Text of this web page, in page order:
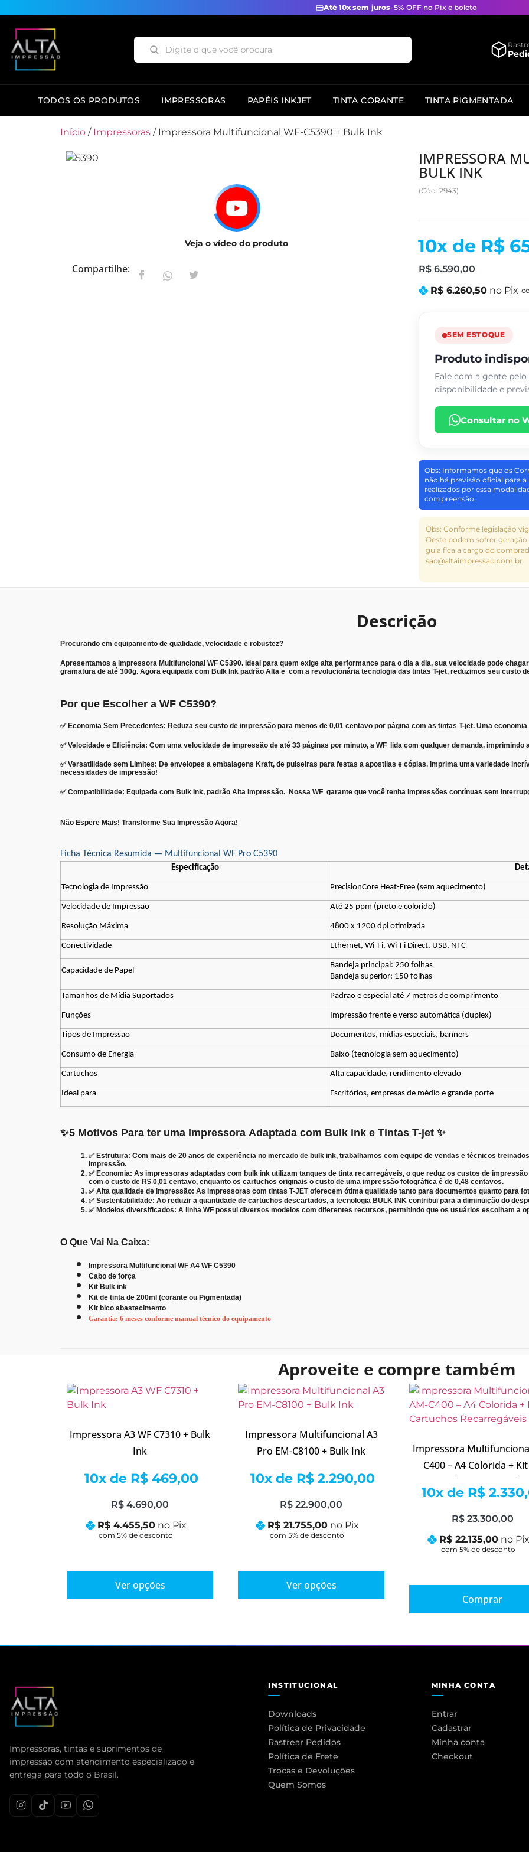
Até 10x sem juros· 5% OFF no Pix e boleto
TODOS OS PRODUTOS IMPRESSORAS PAPÉIS INKJET TINTA CORANTE TINTA PIGMENTADA
Início / Impressoras / Impressora Multifuncional WF-C5390 + Bulk Ink
Veja o vídeo do produto
Compartilhe:
IMPRESSORA
BULK INK
(Cód: 2943)
R$ 6.590,00
10x de R$
R$ 6.260,50 no Pix
SEM ESTOQUE
Produto
Fale com a gente
disponibilidade e
Consultar no
Obs: Informamos que os
não há previsão oficial para
realizados por essa
compreensão.
Obs: Conforme legislação
Oeste podem sofrer
guia fica a cargo do
sac@altaimpressao.com.br
Descrição
Procurando em equipamento de qualidade, velocidade e robustez?
Apresentamos a impressora Multifuncional WF C5390. Ideal para quem exige alta performance para o dia a dia, sua velocidade pode
gramatura de até 300g. Agora equipada com Bulk Ink padrão Alta e com a revolucionária tecnologia das tintas T-jet, reduzimos seu custo
Por que Escolher a WF C5390?
✅Economia Sem Precedentes: Reduza seu custo de impressão para menos de 0,01 centavo por página com as tintas T-jet. Uma
✅Velocidade e Eficiência: Com uma velocidade de impressão de até 33 páginas por minuto, a WF lida com qualquer demanda, imprimindo
✅Versatilidade sem Limites: De envelopes a embalagens Kraft, de pulseiras para festas a apostilas e cópias, imprima uma variedade
necessidades de impressão!
✅Compatibilidade: Equipada com Bulk Ink, padrão Alta Impressão. Nossa WF garante que você tenha impressões contínuas sem
Não Espere Mais! Transforme Sua Impressão Agora!
Ficha Técnica Resumida — Multifuncional WF Pro C5390
Especificação
Tecnologia de Impressão PrecisionCore Heat-Free (sem aquecimento)
Velocidade de Impressão Até 25 ppm (preto e colorido)
Resolução Máxima 4800 x 1200 dpi otimizada
Conectividade Ethernet, Wi-Fi, Wi-Fi Direct, USB, NFC
Capacidade de Papel
Bandeja principal: 250 folhas
Bandeja superior: 150 folhas
Tamanhos de Mídia Suportados Padrão e especial até 7 metros de comprimento
Funções Impressão frente e verso automática (duplex)
Tipos de Impressão Documentos, mídias especiais, banners
Consumo de Energia Baixo (tecnologia sem aquecimento)
Cartuchos Alta capacidade, rendimento elevado
Ideal para Escritórios, empresas de médio e grande porte
✨5 Motivos Para ter uma Impressora Adaptada com Bulk ink e Tintas T-jet ✨
✅Estrutura: Com mais de 20 anos de experiência no mercado de bulk ink, trabalhamos com equipe de vendas e técnicos
impressão.
✅Economia: As impressoras adaptadas com bulk ink utilizam tanques de tinta recarregáveis, o que reduz os custos de
com o custo de R$ 0,01 centavo, enquanto os cartuchos originais o custo de uma impressão fotográfica é de 0,48 centavos.
✅Alta qualidade de impressão: As impressoras com tintas T-JET oferecem ótima qualidade tanto para documentos quanto para
✅Sustentabilidade: Ao reduzir a quantidade de cartuchos descartados, a tecnologia BULK INK contribui para a diminuição do
✅Modelos diversificados: A linha WF possui diversos modelos com diferentes recursos, permitindo que os usuários escolham a
O Que Vai Na Caixa:
Impressora Multifuncional WF A4 WF C5390
Cabo de força
Kit Bulk ink
Kit de tinta de 200ml (corante ou Pigmentada)
Kit bico abastecimento
Garantia: 6 meses conforme manual técnico do equipamento
Aproveite e compre também
Impressora A3 WF C7310 + Bulk
Ink
R$ 4.690,00
10x de R$469,00
R$4.455,50 no Pix
Ver opções
Impressora Multifuncional A3
Pro EM-C8100 + Bulk Ink
R$ 22.900,00
10x de R$2.290,00
R$21.755,00 no Pix
Ver opções
Impressora
C400 – A4 Colorida +
Cartuchos
R$23.300,00
10x de R$
R$22.135,00 no Pix
Comprar
Impressoras, tintas e suprimentos de
impressão com atendimento especializado e
entrega para todo o Brasil.
INSTITUCIONAL
Downloads
Política de Privacidade
Rastrear Pedidos
Política de Frete
Trocas e Devoluções
Quem Somos
MINHA CONTA
Entrar
Cadastrar
Minha conta
Checkout